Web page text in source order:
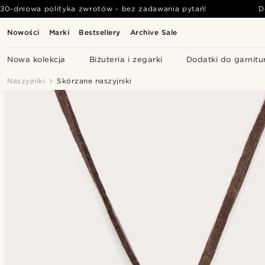
Nowości Marki Bestsellery Archive Sale
Nowa kolekcja Biżuteria i zegarki Dodatki do
30-dniowa polityka zwrotów - bez zadawania pytań!
Naszyjniki Skórzane naszyjniki